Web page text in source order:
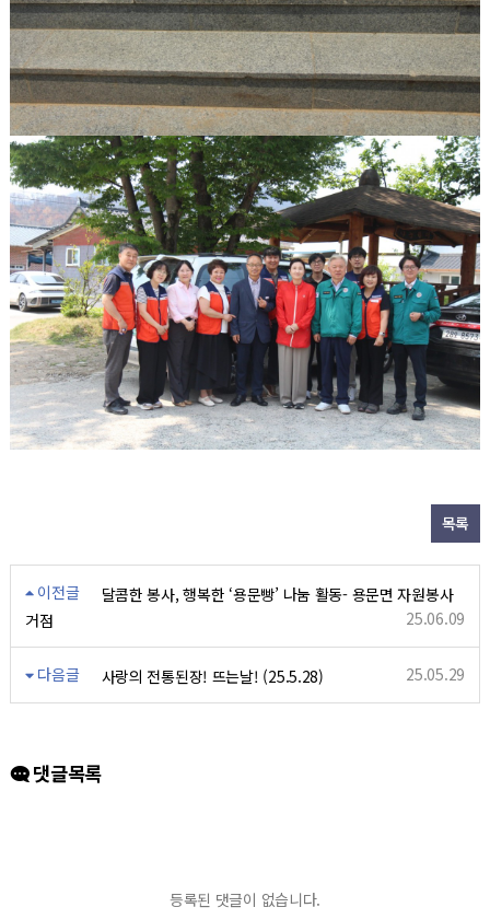
목록
이전글
달콤한 봉사, 행복한 ‘용문빵’ 나눔 활동- 용문면 자원봉사
거점
25.06.09
다음글 사랑의 전통된장! 뜨는날! (25.5.28) 25.05.29
댓글목록
등록된 댓글이 없습니다.